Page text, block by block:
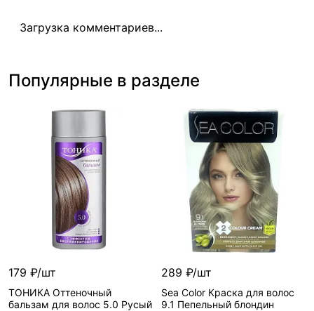
Загрузка комментариев...
Популярные в разделе
179 ₽/шт
ТОНИКА Оттеночный
бальзам для волос 5.0 Русый
289 ₽/шт
Sea Color Краска для волос
9.1 Пепельный блондин